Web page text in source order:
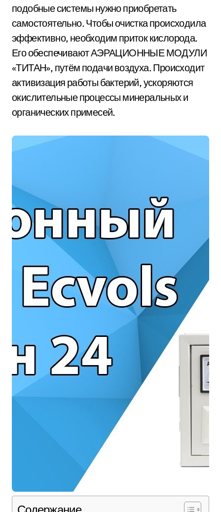
подобные системы нужно приобретать
самостоятельно. Чтобы очистка происходила
эффективно, необходим приток кислорода.
Его обеспечивают АЭРАЦИОННЫЕ МОДУЛИ
«ТИТАН», путём подачи воздуха. Происходит
активизация работы бактерий, ускоряются
окислительные процессы минеральных и
органических примесей.